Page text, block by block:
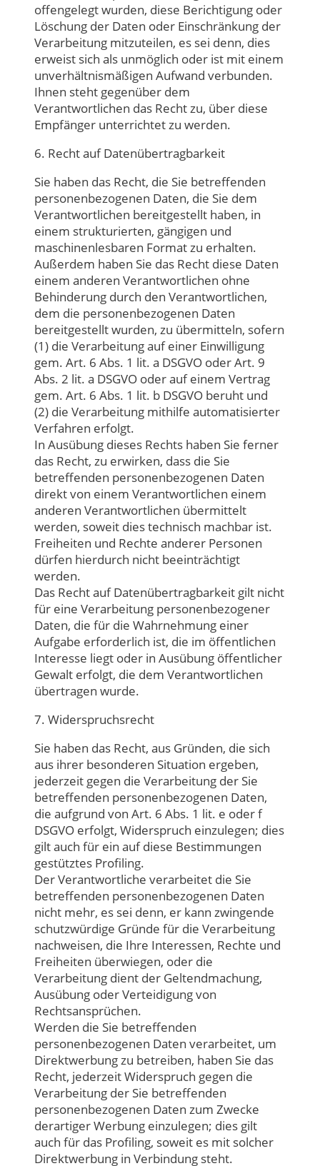
offengelegt wurden, diese Berichtigung oder
Löschung der Daten oder Einschränkung der
Verarbeitung mitzuteilen, es sei denn, dies
erweist sich als unmöglich oder ist mit einem
unverhältnismäßigen Aufwand verbunden.
Ihnen steht gegenüber dem
Verantwortlichen das Recht zu, über diese
Empfänger unterrichtet zu werden.
6. Recht auf Datenübertragbarkeit
Sie haben das Recht, die Sie betreffenden
personenbezogenen Daten, die Sie dem
Verantwortlichen bereitgestellt haben, in
einem strukturierten, gängigen und
maschinenlesbaren Format zu erhalten.
Außerdem haben Sie das Recht diese Daten
einem anderen Verantwortlichen ohne
Behinderung durch den Verantwortlichen,
dem die personenbezogenen Daten
bereitgestellt wurden, zu übermitteln, sofern
(1) die Verarbeitung auf einer Einwilligung
gem. Art. 6 Abs. 1 lit. a DSGVO oder Art. 9
Abs. 2 lit. a DSGVO oder auf einem Vertrag
gem. Art. 6 Abs. 1 lit. b DSGVO beruht und
(2) die Verarbeitung mithilfe automatisierter
Verfahren erfolgt.
In Ausübung dieses Rechts haben Sie ferner
das Recht, zu erwirken, dass die Sie
betreffenden personenbezogenen Daten
direkt von einem Verantwortlichen einem
anderen Verantwortlichen übermittelt
werden, soweit dies technisch machbar ist.
Freiheiten und Rechte anderer Personen
dürfen hierdurch nicht beeinträchtigt
werden.
Das Recht auf Datenübertragbarkeit gilt nicht
für eine Verarbeitung personenbezogener
Daten, die für die Wahrnehmung einer
Aufgabe erforderlich ist, die im öffentlichen
Interesse liegt oder in Ausübung öffentlicher
Gewalt erfolgt, die dem Verantwortlichen
übertragen wurde.
7. Widerspruchsrecht
Sie haben das Recht, aus Gründen, die sich
aus ihrer besonderen Situation ergeben,
jederzeit gegen die Verarbeitung der Sie
betreffenden personenbezogenen Daten,
die aufgrund von Art. 6 Abs. 1 lit. e oder f
DSGVO erfolgt, Widerspruch einzulegen; dies
gilt auch für ein auf diese Bestimmungen
gestütztes Profiling.
Der Verantwortliche verarbeitet die Sie
betreffenden personenbezogenen Daten
nicht mehr, es sei denn, er kann zwingende
schutzwürdige Gründe für die Verarbeitung
nachweisen, die Ihre Interessen, Rechte und
Freiheiten überwiegen, oder die
Verarbeitung dient der Geltendmachung,
Ausübung oder Verteidigung von
Rechtsansprüchen.
Werden die Sie betreffenden
personenbezogenen Daten verarbeitet, um
Direktwerbung zu betreiben, haben Sie das
Recht, jederzeit Widerspruch gegen die
Verarbeitung der Sie betreffenden
personenbezogenen Daten zum Zwecke
derartiger Werbung einzulegen; dies gilt
auch für das Profiling, soweit es mit solcher
Direktwerbung in Verbindung steht.